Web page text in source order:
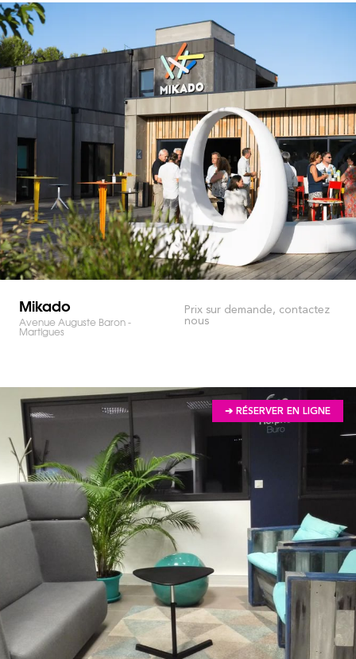
Mikado
Avenue Auguste Baron -
Martigues
Prix sur demande, contactez
nous
➔ RÉSERVER EN LIGNE